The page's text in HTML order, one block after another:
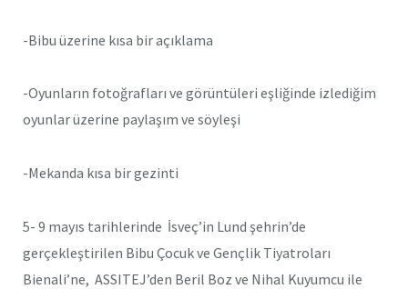
-Bibu üzerine kısa bir açıklama
-Oyunların fotoğrafları ve görüntüleri eşliğinde izlediğim
oyunlar üzerine paylaşım ve söyleşi
-Mekanda kısa bir gezinti
5- 9 mayıs tarihlerinde İsveç’in Lund şehrin’de
gerçekleştirilen Bibu Çocuk ve Gençlik Tiyatroları
Bienali’ne, ASSITEJ’den Beril Boz ve Nihal Kuyumcu ile